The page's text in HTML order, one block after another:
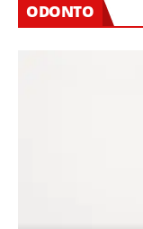
ODONTO